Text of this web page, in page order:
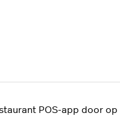
POS-app door